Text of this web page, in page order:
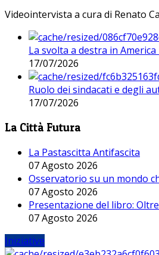
Videointervista a cura di Renato
La svolta a destra in
17/07/2026
Ruolo dei sindacati e degli
17/07/2026
La Città Futura
La Pastascitta Antifascita
07 Agosto 2026
Osservatorio su un mondo
07 Agosto 2026
Presentazione del libro:
07 Agosto 2026
Iniziative